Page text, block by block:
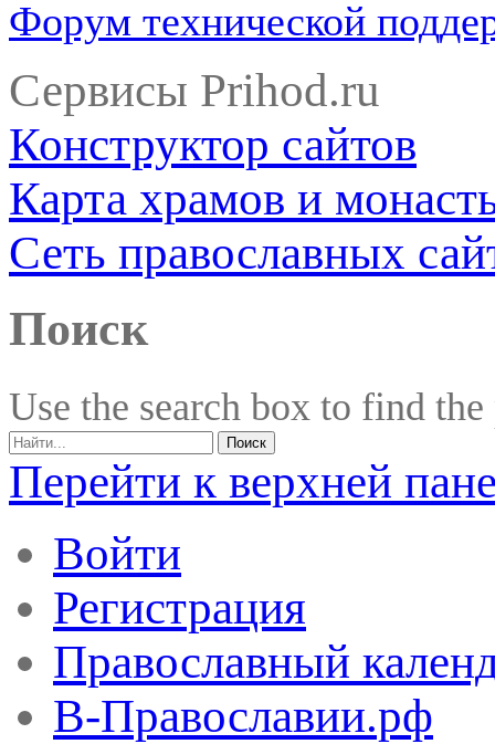
Форум технической
Сервисы Prihod.ru
Конструктор сайтов
Карта храмов и
Сеть православных
Поиск
Use the search box to find
Перейти к верхней
Войти
Регистрация
Православный
В-Православии.рф